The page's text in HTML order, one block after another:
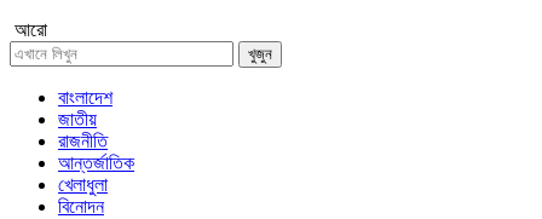
আরো
খুজুন
বাংলাদেশ
জাতীয়
রাজনীতি
আন্তর্জাতিক
খেলাধুলা
বিনোদন